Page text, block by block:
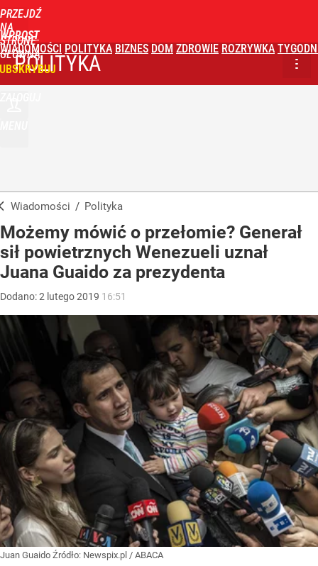
PRZEJDŹ
NA
STRONĘ
GŁÓWNĄ
WPROST
WIADOMOŚCI POLITYKA BIZNES DOM ZDROWIE ROZRYWKA
POLITYKA
Wiadomości / Polityka
Możemy mówić o przełomie? Generał
sił powietrznych Wenezueli uznał
Juana Guaido za prezydenta
Dodano:2 lutego2019 16:51
Juan Guaido Źródło: Newspix.pl / ABACA